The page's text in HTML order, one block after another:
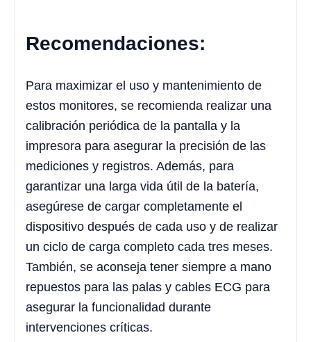
Recomendaciones:
Para maximizar el uso y mantenimiento de
estos monitores, se recomienda realizar una
calibración periódica de la pantalla y la
impresora para asegurar la precisión de las
mediciones y registros. Además, para
garantizar una larga vida útil de la batería,
asegúrese de cargar completamente el
dispositivo después de cada uso y de realizar
un ciclo de carga completo cada tres meses.
También, se aconseja tener siempre a mano
repuestos para las palas y cables ECG para
asegurar la funcionalidad durante
intervenciones críticas.